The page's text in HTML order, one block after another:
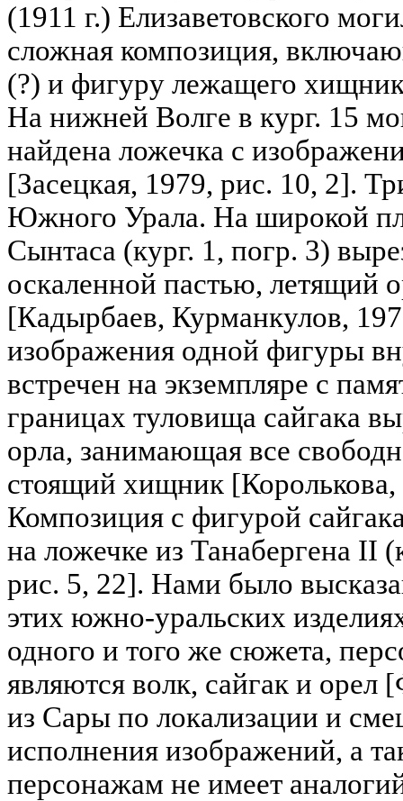
(1911 г.) Елизаветовского
сложная композиция,
(?) и фигуру лежащего
На нижней Волге в кург. 15
найдена ложечка с
[Засецкая, 1979, рис. 10, 2].
Южного Урала. На широкой
Сынтаса (кург. 1, погр. 3)
оскаленной пастью, летящий
[Кадырбаев, Курманкулов,
изображения одной фигуры
встречен на экземпляре с
границах туловища сайгака
орла, занимающая все
стоящий хищник [Королькова,
Композиция с фигурой
на ложечке из Танабергена II
рис. 5, 22]. Нами было
этих южно-уральских
одного и того же сюжета,
являются волк, сайгак и
из Сары по локализации и
исполнения изображений, а
персонажам не имеет